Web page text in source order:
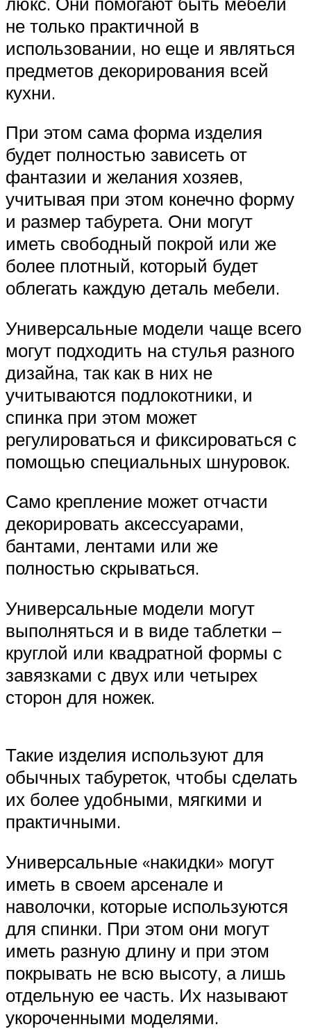
не только практичной в
использовании, но еще и являться
предметов декорирования всей
кухни.
При этом сама форма изделия
будет полностью зависеть от
фантазии и желания хозяев,
учитывая при этом конечно форму
и размер табурета. Они могут
иметь свободный покрой или же
более плотный, который будет
облегать каждую деталь мебели.
Универсальные модели чаще всего
могут подходить на стулья разного
дизайна, так как в них не
учитываются подлокотники, и
спинка при этом может
регулироваться и фиксироваться с
помощью специальных шнуровок.
Само крепление может отчасти
декорировать аксессуарами,
бантами, лентами или же
полностью скрываться.
Универсальные модели могут
выполняться и в виде таблетки –
круглой или квадратной формы с
завязками с двух или четырех
сторон для ножек.
Такие изделия используют для
обычных табуреток, чтобы сделать
их более удобными, мягкими и
практичными.
Универсальные «накидки» могут
иметь в своем арсенале и
наволочки, которые используются
для спинки. При этом они могут
иметь разную длину и при этом
покрывать не всю высоту, а лишь
отдельную ее часть. Их называют
укороченными моделями.